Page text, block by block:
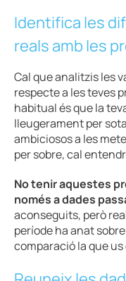
Identifica les
reals amb les
Cal que analitzis les
respecte a les teves
habitual és que la
lleugerament per
ambiciosos a les
per sobre, cal
No tenir aquestes
només a dades
aconseguits, però
període ha anat
comparació la que